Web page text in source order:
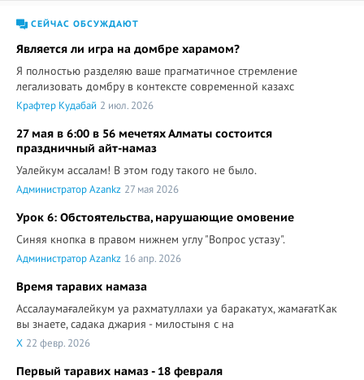
СЕЙЧАС ОБСУЖДАЮТ
Является ли игра на домбре харамом?
Я полностью разделяю ваше прагматичное стремление
легализовать домбру в контексте современной казахс
Крафтер Кудабай 2 июл. 2026
27 мая в 6:00 в 56 мечетях Алматы состоится
праздничный айт-намаз
Уалейкум ассалам! В этом году такого не было.
Администратор Azankz 27 мая 2026
Урок 6: Обстоятельства, нарушающие омовение
Синяя кнопка в правом нижнем углу "Вопрос устазу".
Администратор Azankz 16 апр. 2026
Время таравих намаза
Ассалаумағалейкум уа рахматуллахи уа баракатух, жамағатКак
вы знаете, садака джария - милостыня с на
X 22 февр. 2026
Первый таравих намаз - 18 февраля